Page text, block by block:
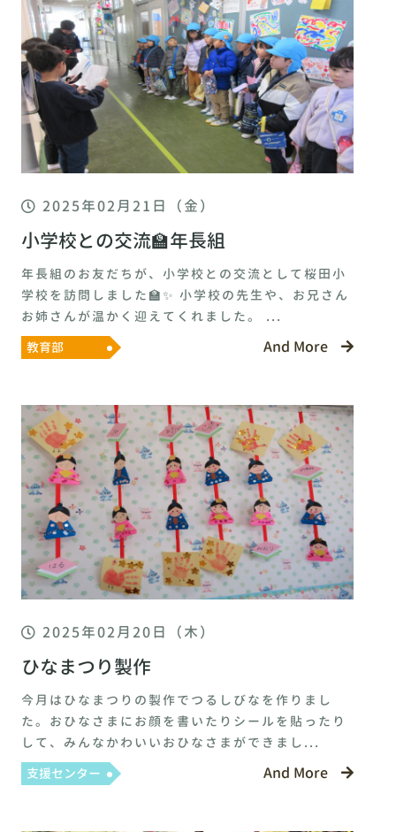
2025年02月21日（金）
小学校との交流🏫年長組
年長組のお友だちが、小学校との交流として桜田小
学校を訪問しました🏫✨ 小学校の先生や、お兄さん
お姉さんが温かく迎えてくれました。 ...
教育部
And More
2025年02月20日（木）
ひなまつり製作
今月はひなまつりの製作でつるしびなを作りまし
た。おひなさまにお顔を書いたりシールを貼ったり
して、みんなかわいいおひなさまができまし...
支援センター
And More